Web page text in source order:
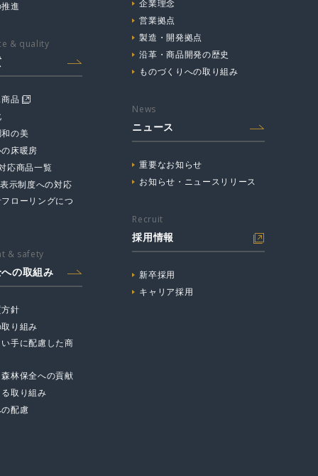
進
& quality
商品
の美
床暖房
商品一覧
示制度への対応
ローリングにつ
& safety
の取組み
針
り組み
手に配慮した商
林保全への貢献
取り組み
配慮
企業理念
営業拠点
製造・開発拠点
沿革・商品開発の歴史
ものづくりへの取り組み
News
ニュース
重要なお知らせ
お知らせ・ニュースリリース
Recruit
採用情報
新卒採用
キャリア採用